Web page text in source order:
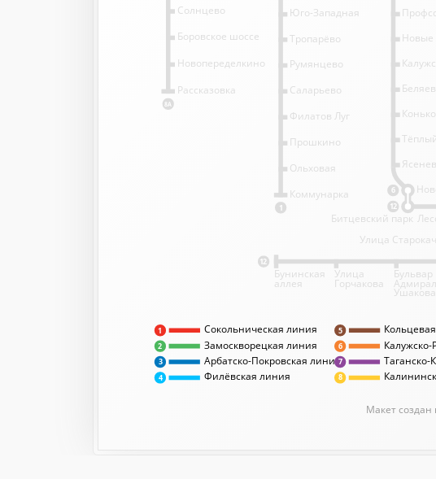
Сокольническая линия
Замоскворецкая линия
Арбатско-Покровская линия
Филёвская линия
Таганско-
Макет
2
3
8
7
6
5
4
1
6
12
12
1
8А
Новые
Саларьево
Румянцево
Тропарёво
Юго-Западная
Битцевский парк
Улица
Бульвар
Ушакова
Улица
Горчакова
Бунинская
аллея
Рассказовка
Новопеределкино
Боровское шоссе
Солнцево
Филатов Луг
Прошкино
Ольховая
Коммунарка